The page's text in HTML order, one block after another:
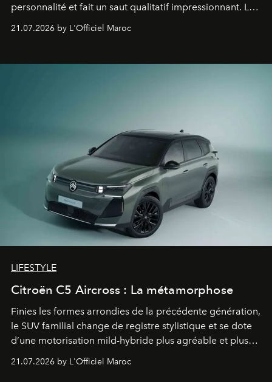
personnalité et fait un saut qualitatif impressionnant. Le
constructeur allemand a revu en profondeur son SUV
fétiche pour le rendre plus premium. Et le pari semble
21.07.2026 by L'Officiel Maroc
LIFESTYLE
Citroën C5 Aircross : La métamorphose
Finies les formes arrondies de la précédente génération,
le SUV familial change de registre stylistique et se dote
d’une motorisation mild-hybride plus agréable et plus
économe. à n’en pas douter, le nouveau C5 Aircross a
gagné en maturité.
21.07.2026 by L'Officiel Maroc